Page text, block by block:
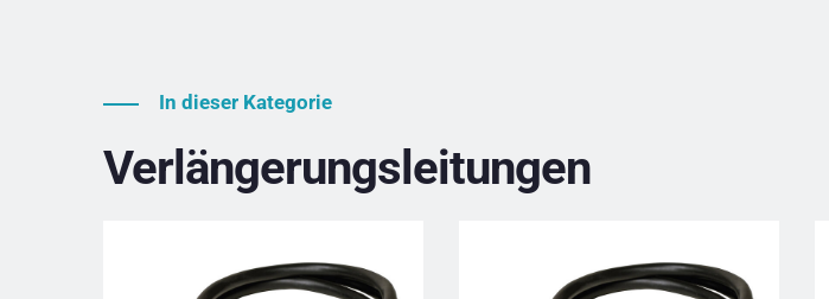
In dieser Kategorie
Verlängerungsleitungen